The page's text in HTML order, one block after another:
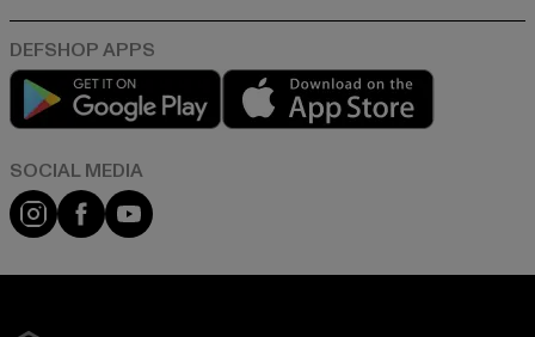
Play market
Instagram
FacebookYouTube